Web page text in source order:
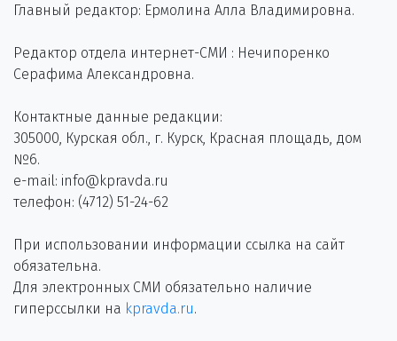
Главный редактор: Ермолина Алла Владимировна.
Редактор отдела интернет-СМИ : Нечипоренко
Серафима Александровна.
Контактные данные редакции:
305000, Курская обл., г. Курск, Красная площадь, дом
№6.
e-mail: info@kpravda.ru
телефон: (4712) 51-24-62
При использовании информации ссылка на сайт
обязательна.
Для электронных СМИ обязательно наличие
гиперссылки на kpravda.ru.